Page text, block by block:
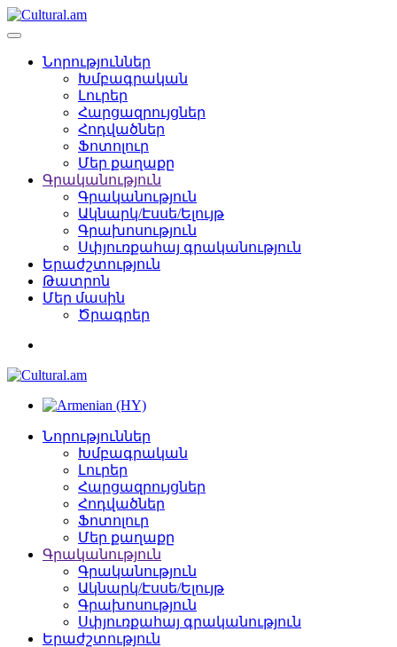
Նորություններ
Խմբագրական
Լուրեր
Հարցազրույցներ
Հոդվածներ
Ֆոտոլուր
Մեր քաղաքը
Գրականություն
Գրականություն
Ակնարկ/Էսսե/Ելույթ
Գրախոսություն
Սփյուռքահայ գրականություն
Երաժշտություն
Թատրոն
Մեր մասին
Ծրագրեր
Նորություններ
Խմբագրական
Լուրեր
Հարցազրույցներ
Հոդվածներ
Ֆոտոլուր
Մեր քաղաքը
Գրականություն
Գրականություն
Ակնարկ/Էսսե/Ելույթ
Գրախոսություն
Սփյուռքահայ գրականություն
Երաժշտություն